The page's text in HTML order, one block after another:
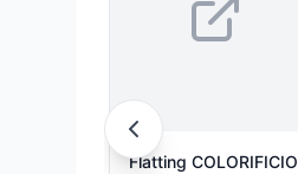
Flatting COLORIFICIO